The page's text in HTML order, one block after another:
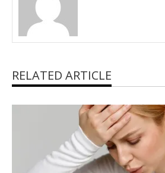
RELATED ARTICLE